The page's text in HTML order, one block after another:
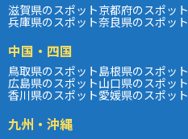
滋賀県のスポット京都府のスポット
兵庫県のスポット奈良県のスポット
中国・四国
鳥取県のスポット島根県のスポット
広島県のスポット山口県のスポット
香川県のスポット愛媛県のスポット
九州・沖縄